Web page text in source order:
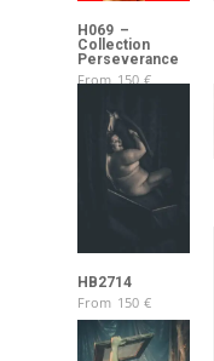
H069 –
Collection
Perseverance
From150€
HB2714
From 150 €